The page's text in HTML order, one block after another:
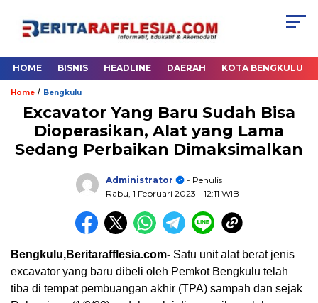
HOME BISNIS HEADLINE DAERAH KOTA BENGKULU
Home / Bengkulu
Excavator Yang Baru Sudah Bisa
Dioperasikan, Alat yang Lama
Sedang Perbaikan Dimaksimalkan
Administrator
- Penulis
Rabu, 1 Februari 2023 - 12:11 WIB
Bengkulu,Beritarafflesia.com- Satu unit alat berat jenis
excavator yang baru dibeli oleh Pemkot Bengkulu telah
tiba di tempat pembuangan akhir (TPA) sampah dan sejak